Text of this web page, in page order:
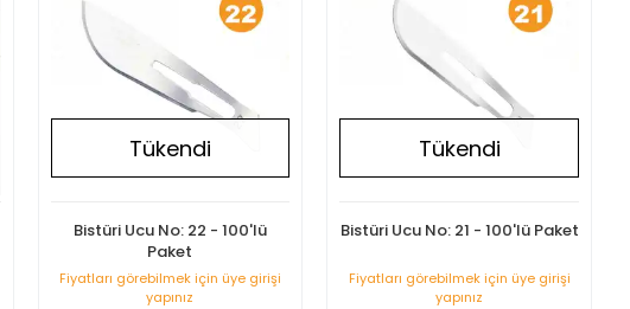
Tükendi
Bistüri Ucu No: 22 - 100'lü
Paket
Fiyatları görebilmek için üye girişi
yapınız
Tükendi
Bistüri Ucu No: 21 - 100'lü Paket
Fiyatları görebilmek için üye girişi
yapınız